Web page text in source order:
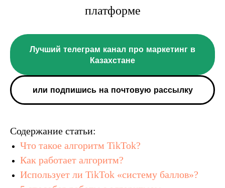
платформе
Лучший телеграм канал про маркетинг в
Казахстане
или подпишись на почтовую рассылку
Содержание статьи:
Что такое алгоритм TikTok?
Как работает алгоритм?
Использует ли TikTok «систему баллов»?